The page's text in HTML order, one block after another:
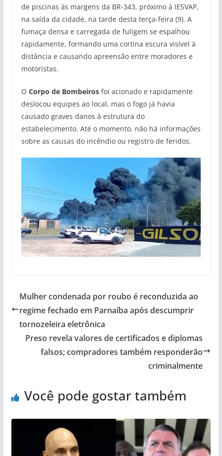
de piscinas às margens da BR-343, próximo à IESVAP,
na saída da cidade, na tarde desta terça-feira (9). A
fumaça densa e carregada de fuligem se espalhou
rapidamente, formando uma cortina escura visível à
distância e causando apreensão entre moradores e
motoristas.
O Corpo de Bombeirosfoi acionado e rapidamente
deslocou equipes ao local, mas o fogo já havia
causado graves danos à estrutura do
estabelecimento. Até o momento, não há informações
sobre as causas do incêndio ou registro de feridos.
Mulher condenada por roubo é reconduzida ao
regime fechado em Parnaíba após descumprir
tornozeleira eletrônica
Preso revela valores de certificados e diplomas
falsos; compradores também responderão
criminalmente
Você pode gostar também